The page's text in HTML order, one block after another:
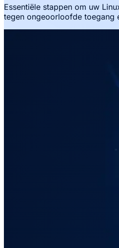
Essentiële stappen om uw
tegen ongeoorloofde toegang